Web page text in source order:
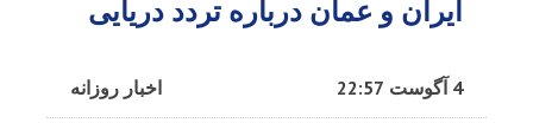
ایران و عمان درباره تردد دریایی
اخبار روزانه 4 آگوست 22:57